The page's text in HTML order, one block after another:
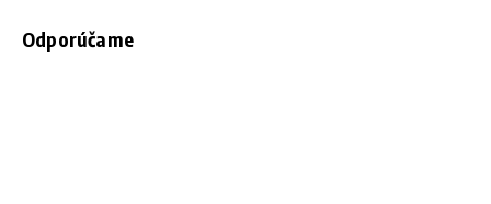
Odporúčame